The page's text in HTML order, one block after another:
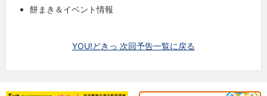
餅まき＆イベント情報
YOU!どきっ 次回予告一覧に戻る